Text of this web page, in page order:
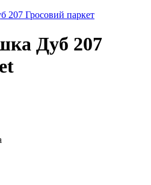
Дуб 207